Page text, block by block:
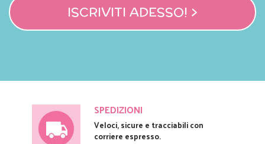
ISCRIVITI ADESSO! >
SPEDIZIONI
Veloci, sicure e tracciabili con
corriere espresso.